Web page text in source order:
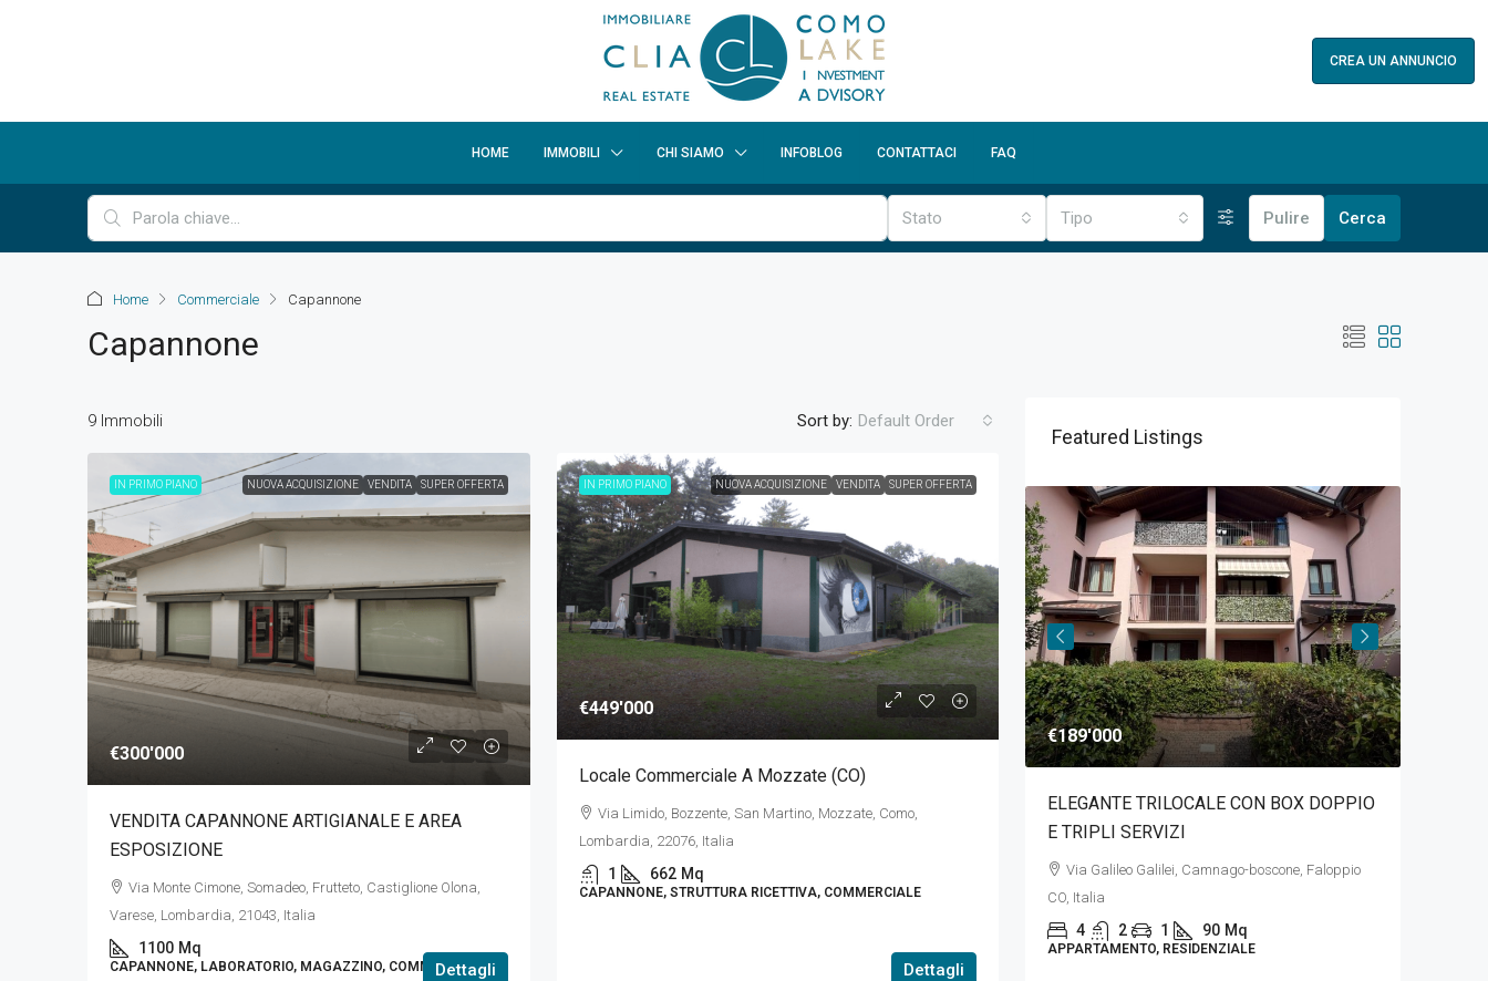
CREA UN ANNUNCIO
HOME IMMOBILI CHI SIAMO INFOBLOG CONTATTACI FAQ
Stato Tipo Pulire Cerca
Home Commerciale Capannone
Capannone
9 Immobili Sort by: Default Order
IN PRIMO PIANO NUOVA ACQUISIZIONE VENDITA SUPER OFFERTA
€300'000
VENDITA CAPANNONE ARTIGIANALE E AREA
ESPOSIZIONE
Via Monte Cimone, Somadeo, Frutteto, Castiglione Olona,
Varese, Lombardia, 21043, Italia
1100 Mq
CAPANNONE, LABORATORIO, MAGAZZINO, COMMERCIALE
Dettagli
IN PRIMO PIANO NUOVA ACQUISIZIONE VENDITA SUPER OFFERTA
€449'000
Locale Commerciale A Mozzate (CO)
Via Limido, Bozzente, San Martino, Mozzate, Como,
Lombardia, 22076, Italia
1 662 Mq
CAPANNONE, STRUTTURA RICETTIVA, COMMERCIALE
Dettagli
Featured Listings
€29'000
Via Cesare Battisti, 5, Bulgarograsso, CO, Italia
BOX
€149'000
QUADRILOCALE AL PIANO TERRA IN
TRIFAMILIARE CON POSTO AUTO
Via Monte Rosa, Gaggino, Faloppio CO, Italia
4 1 1 85 Mq
€189'000
ELEGANTE TRILOCALE CON BOX DOPPIO
E TRIPLI SERVIZI
Via Galileo Galilei, Camnago-boscone, Faloppio
CO, Italia
4 2 1 90 Mq
APPARTAMENTO, RESIDENZIALE